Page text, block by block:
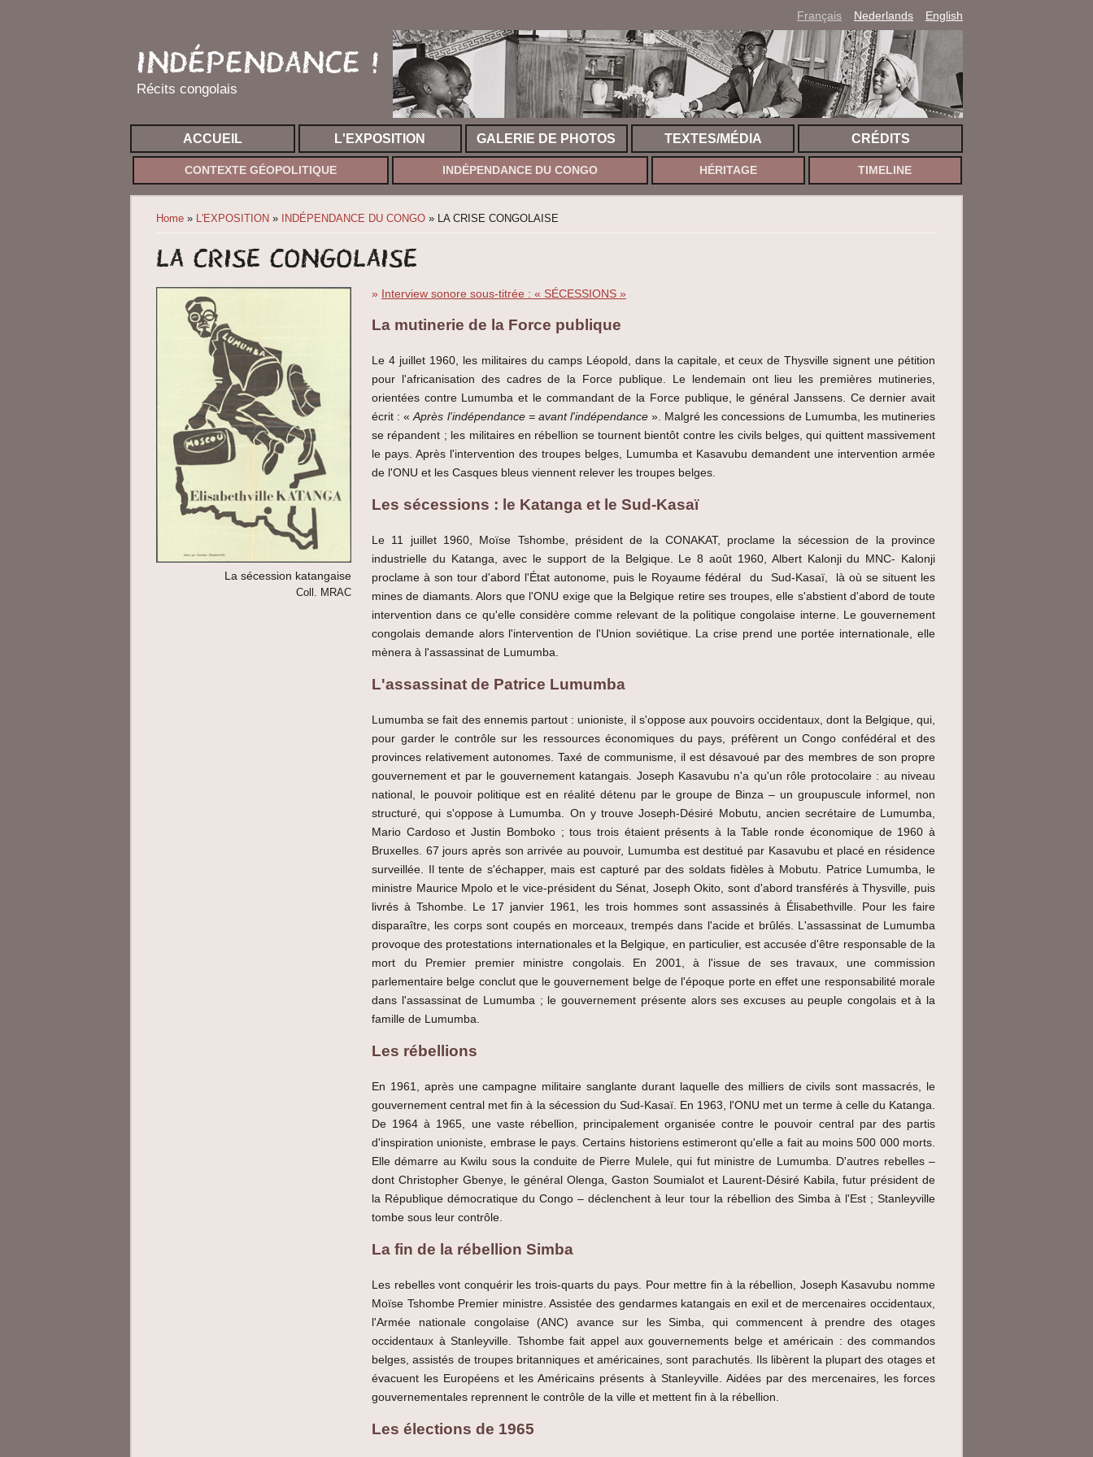
Français Nederlands English
INDÉPENDANCE !
Récits congolais
ACCUEIL L'EXPOSITION
CONTEXTE GÉOPOLITIQUE INDÉPENDANCE DU CONGO HÉRITAGE TIMELINE
GALERIE DE PHOTOS TEXTES/MÉDIA CRÉDITS
You are here
Home » L'EXPOSITION » INDÉPENDANCE DU CONGO » LA CRISE CONGOLAISE
La crise congolaise
La sécession katangaise
Coll. MRAC
» Interview sonore sous-titrée : « SÉCESSIONS »
La mutinerie de la Force publique
Le 4 juillet 1960, les militaires du camps Léopold, dans la capitale, et ceux de Thysville signent une pétition
pour l'africanisation des cadres de la Force publique. Le lendemain ont lieu les premières mutineries,
orientées contre Lumumba et le commandant de la Force publique, le général Janssens. Ce dernier avait
écrit : «Après l'indépendance = avant l'indépendance». Malgré les concessions de Lumumba, les mutineries
se répandent ; les militaires en rébellion se tournent bientôt contre les civils belges, qui quittent massivement
le pays. Après l'intervention des troupes belges, Lumumba et Kasavubu demandent une intervention armée
de l'ONU et les Casques bleus viennent relever les troupes belges.
Les sécessions : le Katanga et le Sud-Kasaï
Le 11 juillet 1960, Moïse Tshombe, président de la CONAKAT, proclame la sécession de la province
industrielle du Katanga, avec le support de la Belgique. Le 8 août 1960, Albert Kalonji du MNC- Kalonji
proclame à son tour d'abord l'État autonome, puis le Royaume fédéral du Sud-Kasaï, là où se situent les
mines de diamants. Alors que l'ONU exige que la Belgique retire ses troupes, elle s'abstient d'abord de toute
intervention dans ce qu'elle considère comme relevant de la politique congolaise interne. Le gouvernement
congolais demande alors l'intervention de l'Union soviétique. La crise prend une portée internationale, elle
mènera à l'assassinat de Lumumba.
L'assassinat de Patrice Lumumba
Lumumba se fait des ennemis partout : unioniste, il s'oppose aux pouvoirs occidentaux, dont la Belgique, qui,
pour garder le contrôle sur les ressources économiques du pays, préfèrent un Congo confédéral et des
provinces relativement autonomes. Taxé de communisme, il est désavoué par des membres de son propre
gouvernement et par le gouvernement katangais. Joseph Kasavubu n'a qu'un rôle protocolaire : au niveau
national, le pouvoir politique est en réalité détenu par le groupe de Binza – un groupuscule informel, non
structuré, qui s'oppose à Lumumba. On y trouve Joseph-Désiré Mobutu, ancien secrétaire de Lumumba,
Mario Cardoso et Justin Bomboko ; tous trois étaient présents à la Table ronde économique de 1960 à
Bruxelles. 67 jours après son arrivée au pouvoir, Lumumba est destitué par Kasavubu et placé en résidence
surveillée. Il tente de s'échapper, mais est capturé par des soldats fidèles à Mobutu. Patrice Lumumba, le
ministre Maurice Mpolo et le vice-président du Sénat, Joseph Okito, sont d'abord transférés à Thysville, puis
livrés à Tshombe. Le 17 janvier 1961, les trois hommes sont assassinés à Élisabethville. Pour les faire
disparaître, les corps sont coupés en morceaux, trempés dans l'acide et brûlés. L'assassinat de Lumumba
provoque des protestations internationales et la Belgique, en particulier, est accusée d'être responsable de la
mort du Premier premier ministre congolais. En 2001, à l'issue de ses travaux, une commission
parlementaire belge conclut que le gouvernement belge de l'époque porte en effet une responsabilité morale
dans l'assassinat de Lumumba ; le gouvernement présente alors ses excuses au peuple congolais et à la
famille de Lumumba.
Les rébellions
En 1961, après une campagne militaire sanglante durant laquelle des milliers de civils sont massacrés, le
gouvernement central met fin à la sécession du Sud-Kasaï. En 1963, l'ONU met un terme à celle du Katanga.
De 1964 à 1965, une vaste rébellion, principalement organisée contre le pouvoir central par des partis
d'inspiration unioniste, embrase le pays. Certains historiens estimeront qu'elle a fait au moins 500 000 morts.
Elle démarre au Kwilu sous la conduite de Pierre Mulele, qui fut ministre de Lumumba. D'autres rebelles –
dont Christopher Gbenye, le général Olenga, Gaston Soumialot et Laurent-Désiré Kabila, futur président de
la République démocratique du Congo – déclenchent à leur tour la rébellion des Simba à l'Est ; Stanleyville
tombe sous leur contrôle.
La fin de la rébellion Simba
Les rebelles vont conquérir les trois-quarts du pays. Pour mettre fin à la rébellion, Joseph Kasavubu nomme
Moïse Tshombe Premier ministre. Assistée des gendarmes katangais en exil et de mercenaires occidentaux,
l'Armée nationale congolaise (ANC) avance sur les Simba, qui commencent à prendre des otages
occidentaux à Stanleyville. Tshombe fait appel aux gouvernements belge et américain : des commandos
belges, assistés de troupes britanniques et américaines, sont parachutés. Ils libèrent la plupart des otages et
évacuent les Européens et les Américains présents à Stanleyville. Aidées par des mercenaires, les forces
gouvernementales reprennent le contrôle de la ville et mettent fin à la rébellion.
Les élections de 1965